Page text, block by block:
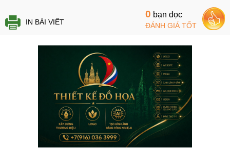
IN BÀI VIẾT
0 bạn đọc
ĐÁNH GIÁ TỐT